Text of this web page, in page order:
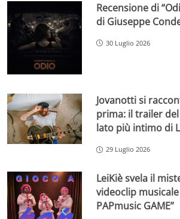
Recensione di
di Giuseppe
30 Luglio 2026
Jovanotti si
prima: il trailer
lato più intimo di
29 Luglio 2026
LeiKiè svela il
videoclip musicale
PAPmusic GAME”